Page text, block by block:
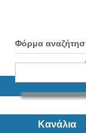
Φόρμα
Κανάλια